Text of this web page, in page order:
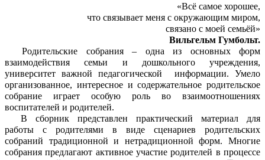
«Всё самое хорошее,
что связывает меня с окружающим миром,
связано с моей семьёй»
Вильгельм Гумбольт.
Родительские собрания – одна из основных форм
взаимодействия семьи и дошкольного учреждения,
университет важной педагогической информации. Умело
организованное, интересное и содержательное родительское
собрание играет особую роль во взаимоотношениях
воспитателей и родителей.
В сборник представлен практический материал для
работы с родителями в виде сценариев родительских
собраний традиционной и нетрадиционной форм. Многие
собрания предлагают активное участие родителей в процессе